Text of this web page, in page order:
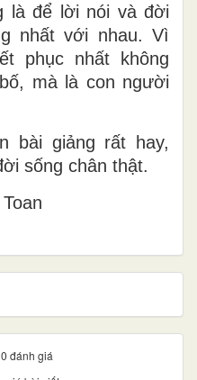
là để lời nói và đời
nhất với nhau. Vì
phục nhất không
mà là con người
bài giảng rất hay,
sống chân thật.
đánh giá